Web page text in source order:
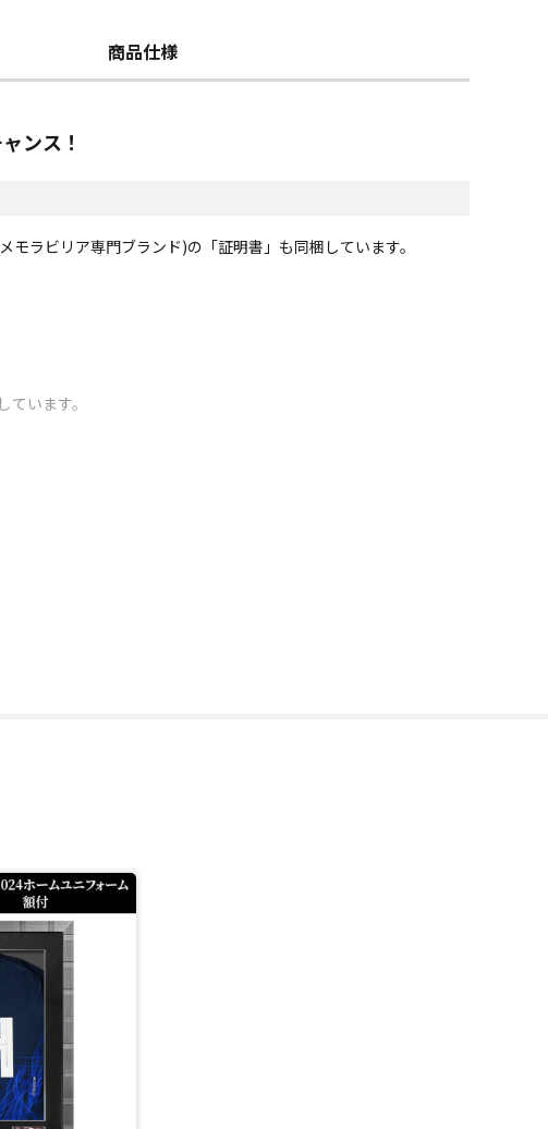
商品仕様
ンス！
ラビリア専門ブランド)の「証明書」も同梱しています。
います。
ロハ)デビュー。同代表の史上最年少出場記録となりました。